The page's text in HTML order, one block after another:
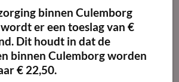
binnen Culemborg
er een toeslag van €
Dit houdt in dat de
binnen Culemborg worden
€ 22,50.